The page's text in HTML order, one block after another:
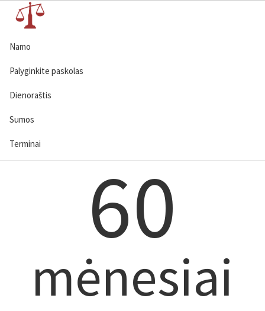
Namo
Palyginkite paskolas
Dienoraštis
Sumos
Terminai
60
mėnesiai